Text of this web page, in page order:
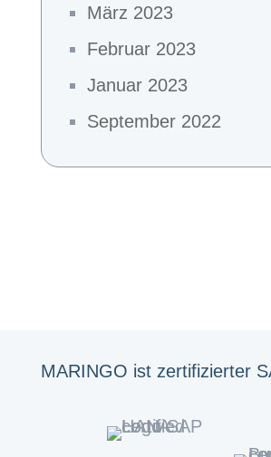
März 2023
Februar 2023
Januar 2023
September 2022
MARINGO ist zertifizierter